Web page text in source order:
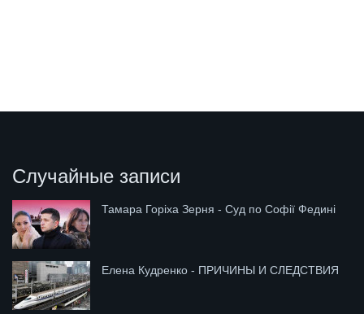
Случайные записи
Тамара Горіха Зерня - Суд по Софії Федині
Елена Кудренко - ПРИЧИНЫ И СЛЕДСТВИЯ